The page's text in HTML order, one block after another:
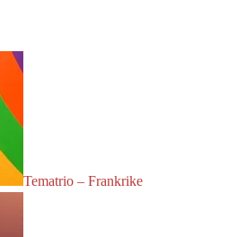
Tematrio – Frankrike